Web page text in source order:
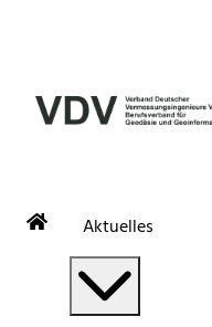
Aktuelles